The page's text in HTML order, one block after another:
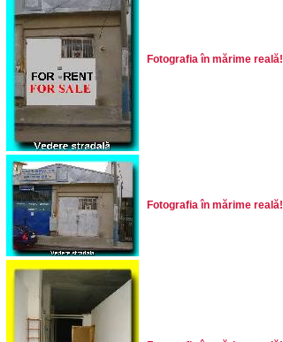
Fotografia în mărime reală!
Fotografia în mărime reală!